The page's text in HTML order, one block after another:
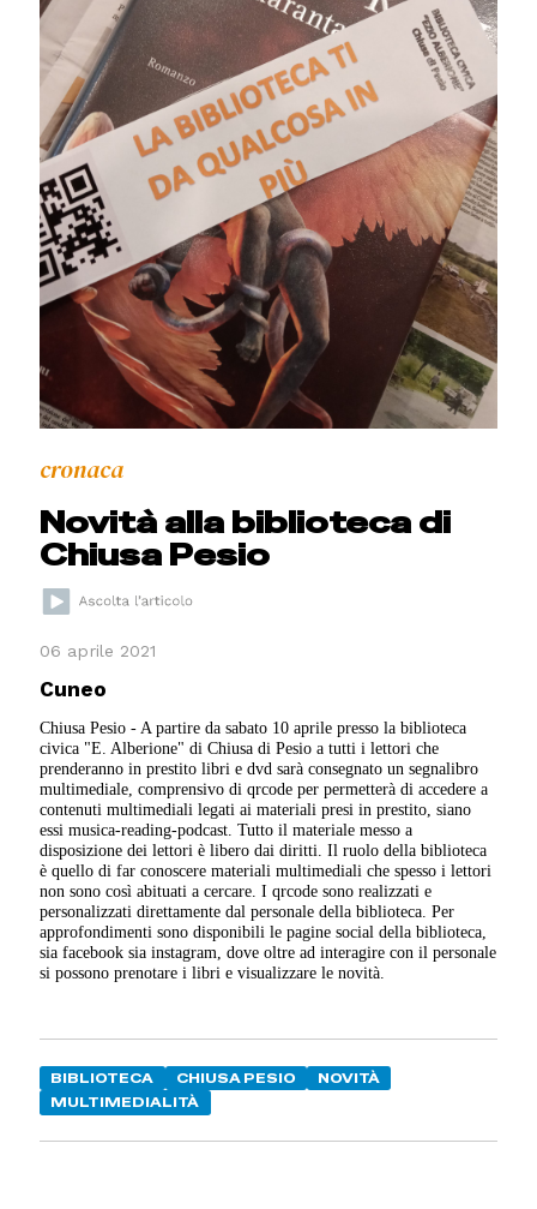
cronaca
Novità alla biblioteca di
Chiusa Pesio
06 aprile 2021
Cuneo
Chiusa Pesio - A partire da sabato 10 aprile presso la biblioteca
civica "E. Alberione" di Chiusa di Pesio a tutti i lettori che
prenderanno in prestito libri e dvd sarà consegnato un segnalibro
multimediale, comprensivo di qrcode per permetterà di accedere a
contenuti multimediali legati ai materiali presi in prestito, siano
essi musica-reading-podcast. Tutto il materiale messo a
disposizione dei lettori è libero dai diritti. Il ruolo della biblioteca
è quello di far conoscere materiali multimediali che spesso i lettori
non sono così abituati a cercare. I qrcode sono realizzati e
personalizzati direttamente dal personale della biblioteca. Per
approfondimenti sono disponibili le pagine social della biblioteca,
sia facebook sia instagram, dove oltre ad interagire con il personale
si possono prenotare i libri e visualizzare le novità.
BIBLIOTECA CHIUSA PESIO
NOVITÀ
MULTIMEDIALITÀ